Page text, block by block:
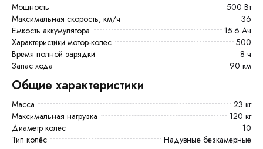
Мощность
500 Вт
Максимальная скорость, км/ч
36
Ёмкость аккумулятора
15.6 Ач
Характеристики мотор-колёс
500
Время полной зарядки
8 ч
Запас хода
90 км
Общие характеристики
Масса
23 кг
Максимальная нагрузка
120 кг
Диаметр колес
10
Тип колёс
Надувные безкамерные